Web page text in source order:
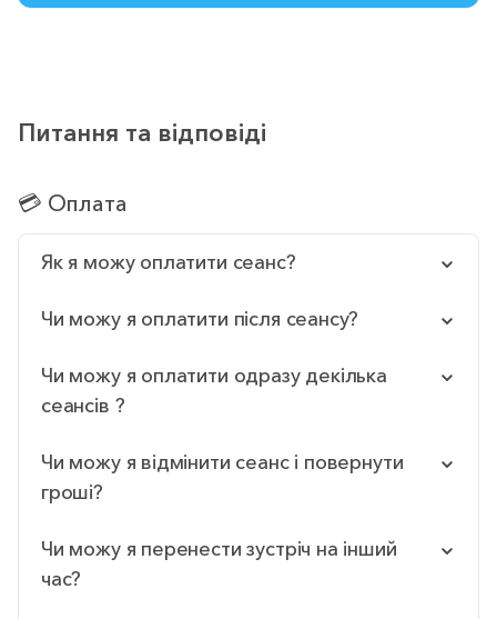
Питання та відповіді
💳 Оплата
Як я можу оплатити сеанс?
Чи можу я оплатити після сеансу?
Чи можу я оплатити одразу декілька
сеансів ?
Чи можу я відмінити сеанс і повернути
гроші?
Чи можу я перенести зустріч на інший
час?